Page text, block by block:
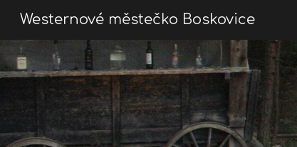
Westernové městečko Boskovice